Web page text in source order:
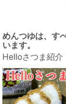
めんつゆは、す
います。
Helloさつま紹介